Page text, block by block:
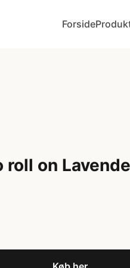
Forside
roll on